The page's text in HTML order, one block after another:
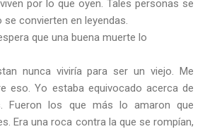
por lo que oyen. Tales personas se
se convierten en leyendas.
que una buena muerte lo
nunca viviría para ser un viejo. Me
eso. Yo estaba equivocado acerca de
Fueron los que más lo amaron que
Era una roca contra la que se rompían,